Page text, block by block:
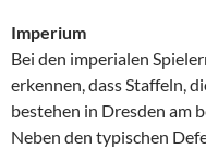
Imperium
Bei den imperialen
erkennen, dass Staffeln,
bestehen in Dresden am
Neben den typischen